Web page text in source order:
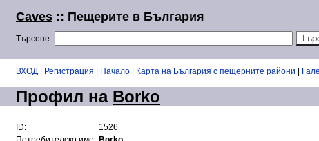
Caves :: Пещерите в България
Търсене:
ВХОД Регистрация Начало Карта на България с пещерните райони
Профил на Borko
ID:
1526